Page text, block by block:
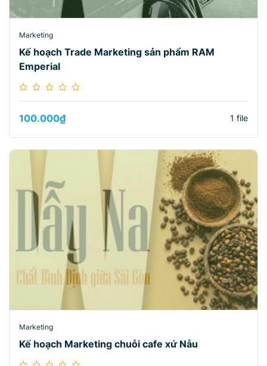
Marketing
Kế hoạch Trade Marketing sản phẩm RAM
Emperial
100.000₫ 1 file
Marketing
Kế hoạch Marketing chuỗi cafe xứ Nẫu